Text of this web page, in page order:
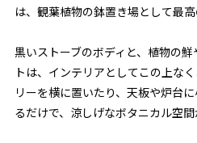
は、観葉植物の鉢置き場として最高
黒いストーブのボディと、植物の
トは、インテリアとしてこの上な
リーを横に置いたり、天板や炉台
るだけで、涼しげなボタニカル空間